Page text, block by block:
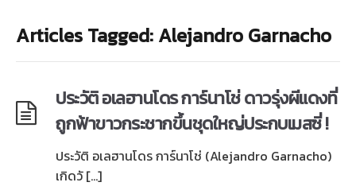
Articles Tagged: Alejandro Garnacho
ประวัติ อเลฮานโดร การ์นาโช่ ดาวรุ่งผีแดงที่
ถูกฟ้าขาวกระชากขึ้นชุดใหญ่ประกบเมสซี่ !
ประวัติ อเลฮานโดร การ์นาโช่ (Alejandro Garnacho)
เกิดวั […]